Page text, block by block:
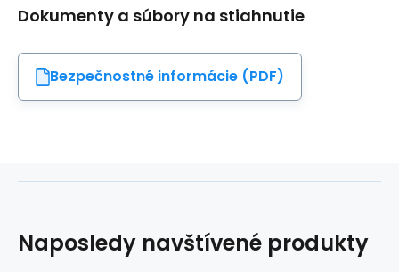
Dokumenty a súbory na stiahnutie
Bezpečnostné informácie (PDF)
Naposledy navštívené produkty